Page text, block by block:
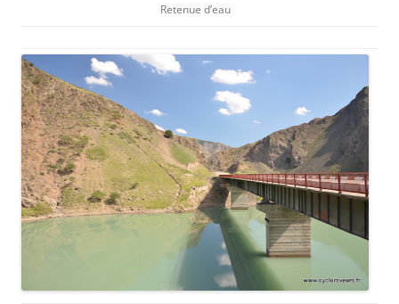
Retenue d’eau